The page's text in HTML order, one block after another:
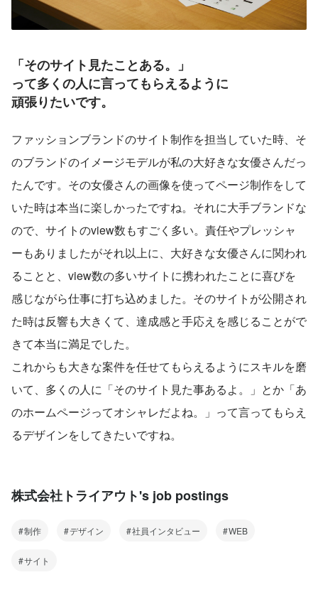
「そのサイト見たことある。」
って多くの人に言ってもらえるように
頑張りたいです。
ファッションブランドのサイト制作を担当していた時、そ
のブランドのイメージモデルが私の大好きな女優さんだっ
たんです。その女優さんの画像を使ってページ制作をして
いた時は本当に楽しかったですね。それに大手ブランドな
ので、サイトのview数もすごく多い。責任やプレッシャ
ーもありましたがそれ以上に、大好きな女優さんに関われ
ることと、view数の多いサイトに携われたことに喜びを
感じながら仕事に打ち込めました。そのサイトが公開され
た時は反響も大きくて、達成感と手応えを感じることがで
きて本当に満足でした。
これからも大きな案件を任せてもらえるようにスキルを磨
いて、多くの人に「そのサイト見た事あるよ。」とか「あ
のホームページってオシャレだよね。」って言ってもらえ
るデザインをしてきたいですね。
株式会社トライアウト's job postings
制作 デザイン 社員インタビュー WEB
サイト